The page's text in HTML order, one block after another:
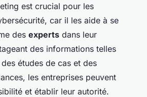
est crucial pour les
car il les aide à se
des experts dans leur
des informations telles
études de cas et des
les entreprises peuvent
et établir leur autorité.